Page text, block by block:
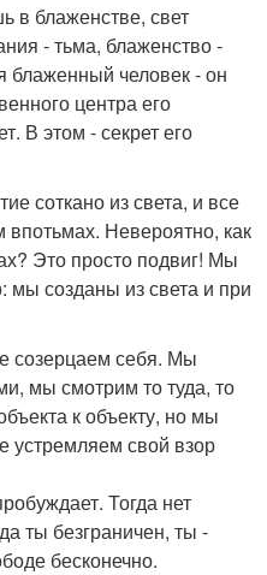
в блаженстве, свет
- тьма, блаженство -
блаженный человек - он
центра его
В этом - секрет его
соткано из света, и все
Невероятно, как
Это просто подвиг! Мы
мы созданы из света и при
созерцаем себя. Мы
мы смотрим то туда, то
к объекту, но мы
устремляем свой взор
Тогда нет
ты безграничен, ты -
бесконечно.